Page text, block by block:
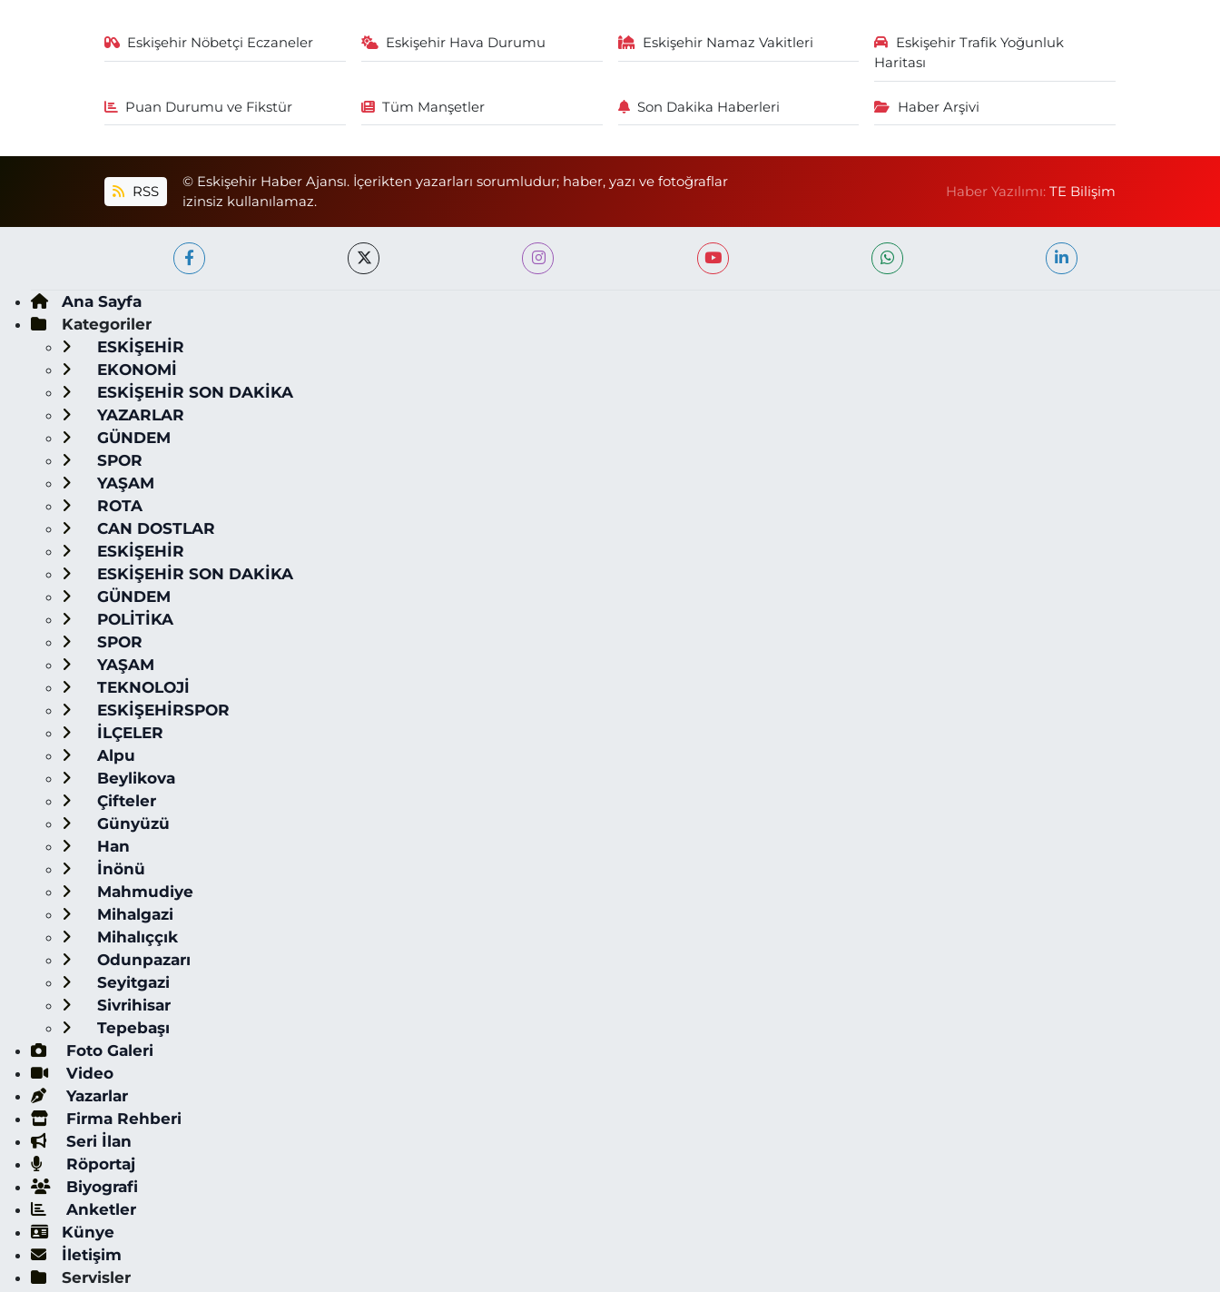
Eskişehir Nöbetçi Eczaneler Eskişehir Hava Durumu Eskişehir Namaz Vakitleri
Eskişehir Trafik Yoğunluk
Haritası
Puan Durumu ve Fikstür Tüm Manşetler Son Dakika Haberleri Haber Arşivi
RSS
© Eskişehir Haber Ajansı. İçerikten yazarları sorumludur; haber, yazı ve fotoğraflar
izinsiz kullanılamaz.
Haber Yazılımı:TE Bilişim
Ana Sayfa
Kategoriler
ESKİŞEHİR
EKONOMİ
ESKİŞEHİR SON DAKİKA
YAZARLAR
GÜNDEM
SPOR
YAŞAM
ROTA
CAN DOSTLAR
ESKİŞEHİR
ESKİŞEHİR SON DAKİKA
GÜNDEM
POLİTİKA
SPOR
YAŞAM
TEKNOLOJİ
ESKİŞEHİRSPOR
İLÇELER
Alpu
Beylikova
Çifteler
Günyüzü
Han
İnönü
Mahmudiye
Mihalgazi
Mihalıççık
Odunpazarı
Seyitgazi
Sivrihisar
Tepebaşı
Foto Galeri
Video
Yazarlar
Firma Rehberi
Seri İlan
Röportaj
Biyografi
Anketler
Künye
İletişim
Servisler